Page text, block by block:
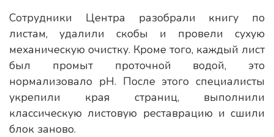
Сотрудники Центра разобрали книгу по
листам, удалили скобы и провели сухую
механическую очистку. Кроме того, каждый лист
был промыт проточной водой, это
нормализовало pH. После этого специалисты
укрепили края страниц, выполнили
классическую листовую реставрацию и сшили
блок заново.